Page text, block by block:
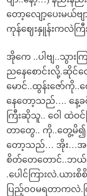
တော့လျော့ပေးမယ်ဗျ
ကုန်ဈေးနှူန်းကလဲက
အိုကေ ..ပါဗျ..သွား
ညနေစောင်းလို့.ဆိုင်လ
မောင်..ထွန်းဇော်ကို..
နေတော့သည်…. နေ့ခ
ကြီးဆိုသူ.. ဝေါ ထဲဝင်
တာတွေ.. ကို..တွေ့မိ
တော့သည်… အိုး…အရ
စိတ်တေတောင်..ဘယ်
.ပေါင်ကြားလဲ.ယာ
ပြည့်၀၀မရတာကလဲ.